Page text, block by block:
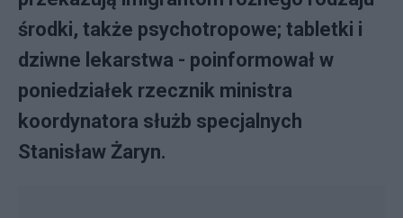
środki, także psychotropowe; tabletki i
dziwne lekarstwa - poinformował w
poniedziałek rzecznik ministra
koordynatora służb specjalnych
Stanisław Żaryn.